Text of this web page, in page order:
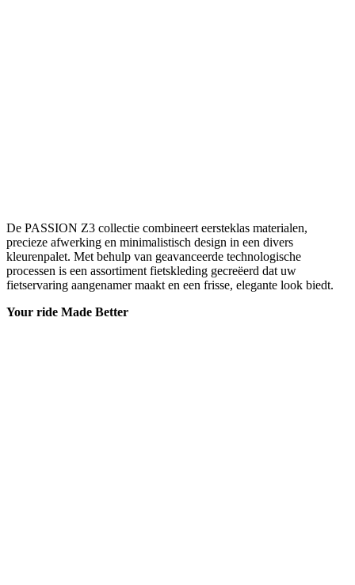
De PASSION Z3 collectie combineert eersteklas materialen,
precieze afwerking en minimalistisch design in een divers
kleurenpalet. Met behulp van geavanceerde technologische
processen is een assortiment fietskleding gecreëerd dat uw
fietservaring aangenamer maakt en een frisse, elegante look biedt.
Your ride Made Better